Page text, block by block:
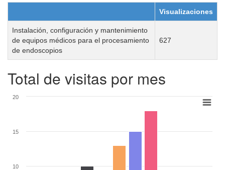
Visualizaciones
Instalación, configuración y mantenimiento
de equipos médicos para el procesamiento
de endoscopios
627
Total de visitas por mes
10
15
20